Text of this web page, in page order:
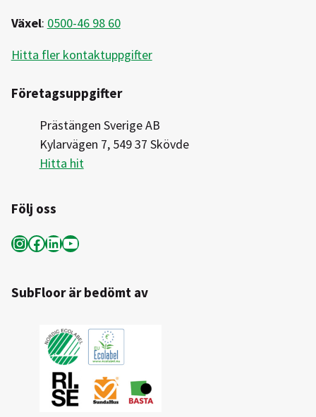
Växel: 0500-46 98 60
Hitta fler kontaktuppgifter
Företagsuppgifter
Prästängen Sverige AB
Kylarvägen 7, 549 37 Skövde
Hitta hit
Följ oss
InstagramFacebook LinkedIn YouTube
SubFloor är bedömt av